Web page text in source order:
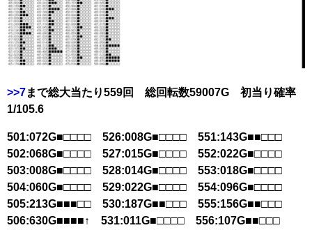
>>7まで総大当たり559回 総回転数59007G 初当り確率
1/105.6
501:072G■□□□□ 526:008G■□□□□ 551:143G■■□□□
502:068G■□□□□ 527:015G■□□□□ 552:022G■□□□□
503:008G■□□□□ 528:014G■□□□□ 553:018G■□□□□
504:060G■□□□□ 529:022G■□□□□ 554:096G■□□□□
505:213G■■■□□ 530:187G■■□□□ 555:156G■■□□□
506:630G■■■■↑ 531:011G■□□□□ 556:107G■■□□□